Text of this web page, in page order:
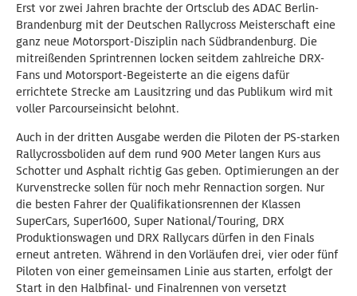
Erst vor zwei Jahren brachte der Ortsclub des ADAC Berlin-
Brandenburg mit der Deutschen Rallycross Meisterschaft eine
ganz neue Motorsport-Disziplin nach Südbrandenburg. Die
mitreißenden Sprintrennen locken seitdem zahlreiche DRX-
Fans und Motorsport-Begeisterte an die eigens dafür
errichtete Strecke am Lausitzring und das Publikum wird mit
voller Parcourseinsicht belohnt.
Auch in der dritten Ausgabe werden die Piloten der PS-starken
Rallycrossboliden auf dem rund 900 Meter langen Kurs aus
Schotter und Asphalt richtig Gas geben. Optimierungen an der
Kurvenstrecke sollen für noch mehr Rennaction sorgen. Nur
die besten Fahrer der Qualifikationsrennen der Klassen
SuperCars, Super1600, Super National/Touring, DRX
Produktionswagen und DRX Rallycars dürfen in den Finals
erneut antreten. Während in den Vorläufen drei, vier oder fünf
Piloten von einer gemeinsamen Linie aus starten, erfolgt der
Start in den Halbfinal- und Finalrennen von versetzt